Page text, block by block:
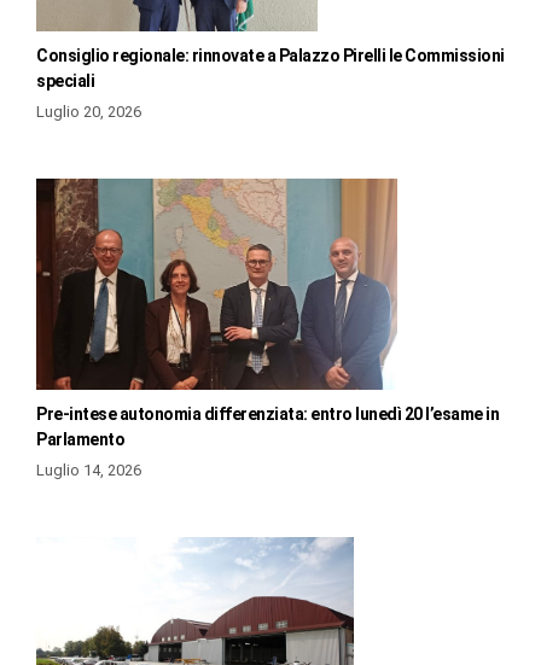
Consiglio regionale: rinnovate a Palazzo Pirelli le Commissioni
speciali
Luglio 20, 2026
Pre-intese autonomia differenziata: entro lunedì 20 l’esame in
Parlamento
Luglio 14, 2026